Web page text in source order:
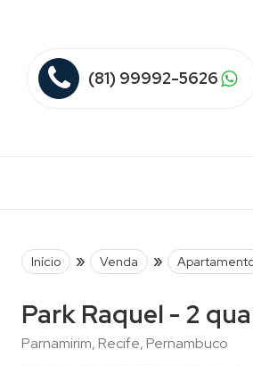
(81) 99992-5626
Início » Venda »
Park Raquel - 2
Parnamirim, Recife, Pernambuco